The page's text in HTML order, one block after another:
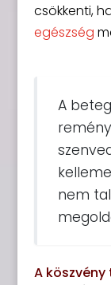
csökkenti,
egészség
A
nem
A köszvény